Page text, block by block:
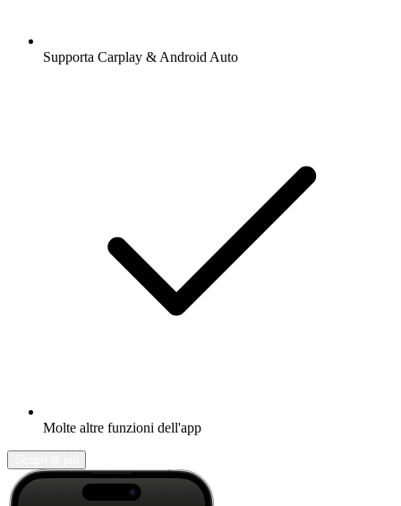
Supporta Carplay & Android Auto
Molte altre funzioni dell'app